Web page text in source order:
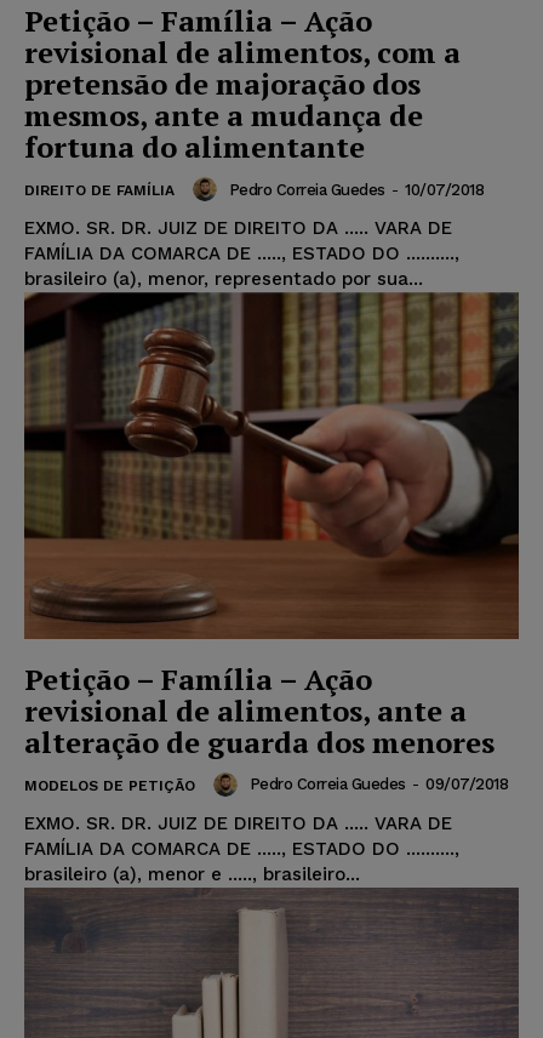
Petição – Família – Ação
revisional de alimentos, com a
pretensão de majoração dos
mesmos, ante a mudança de
fortuna do alimentante
DIREITO DE FAMÍLIA Pedro Correia Guedes - 10/07/2018
EXMO. SR. DR. JUIZ DE DIREITO DA ..... VARA DE
FAMÍLIA DA COMARCA DE ....., ESTADO DO ..........,
brasileiro (a), menor, representado por sua...
Petição – Família – Ação
revisional de alimentos, ante a
alteração de guarda dos menores
MODELOS DE PETIÇÃO Pedro Correia Guedes - 09/07/2018
EXMO. SR. DR. JUIZ DE DIREITO DA ..... VARA DE
FAMÍLIA DA COMARCA DE ....., ESTADO DO ..........,
brasileiro (a), menor e ....., brasileiro...